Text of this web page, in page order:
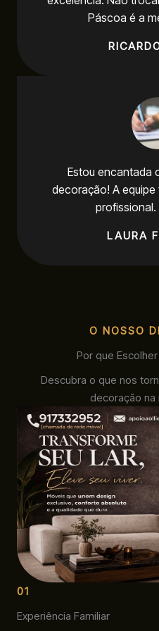
Páscoa é a
Estou encantada
decoração! A
profissional.
LAURA
O NOSSO
Por que
Descubra o que nos
decoração
01
Experiência Familiar